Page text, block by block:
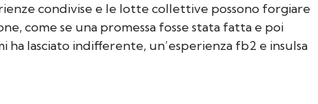
condivise e le lotte collettive possono forgiare
come se una promessa fosse stata fatta e poi
ha lasciato indifferente, un’esperienza fb2 e insulsa